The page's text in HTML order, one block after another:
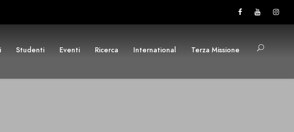
Studenti Eventi Ricerca International Terza Missione